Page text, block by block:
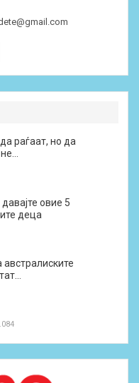
раѓаат, но да
овие 5
деца
австралиските